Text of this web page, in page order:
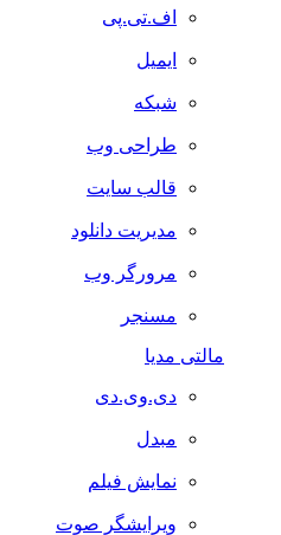
اف.تی.پی
ایمیل
شبکه
طراحی وب
قالب سایت
مدیریت دانلود
مرورگر وب
مسنجر
مالتی مدیا
دی.وی.دی
مبدل
نمایش فیلم
ویرایشگر صوت